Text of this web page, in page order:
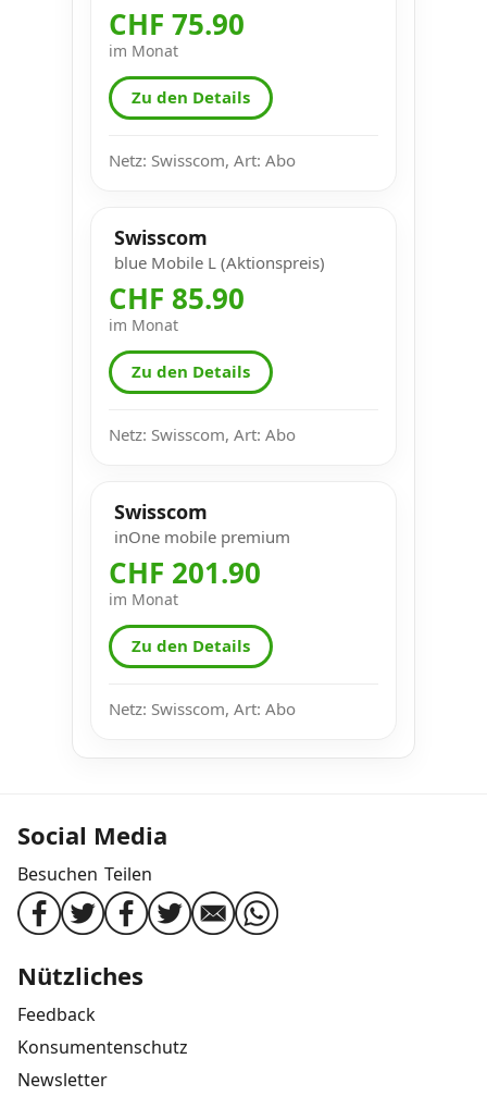
CHF 75.90
im Monat
Zu den Details
Netz: Swisscom, Art: Abo
Swisscom
blue Mobile L (Aktionspreis)
CHF 85.90
im Monat
Zu den Details
Netz: Swisscom, Art: Abo
Swisscom
inOne mobile premium
CHF 201.90
im Monat
Zu den Details
Netz: Swisscom, Art: Abo
Social Media
Besuchen Teilen
Nützliches
Feedback
Konsumentenschutz
Newsletter